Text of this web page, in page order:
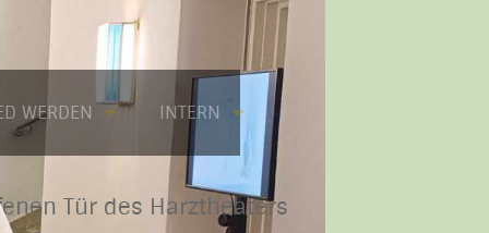
WERDEN INTERN
Tür des Harztheaters